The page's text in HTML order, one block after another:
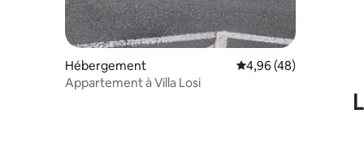
Hébergement Évaluation moyenne
4,96 (48)
Appartement à Villa Losi